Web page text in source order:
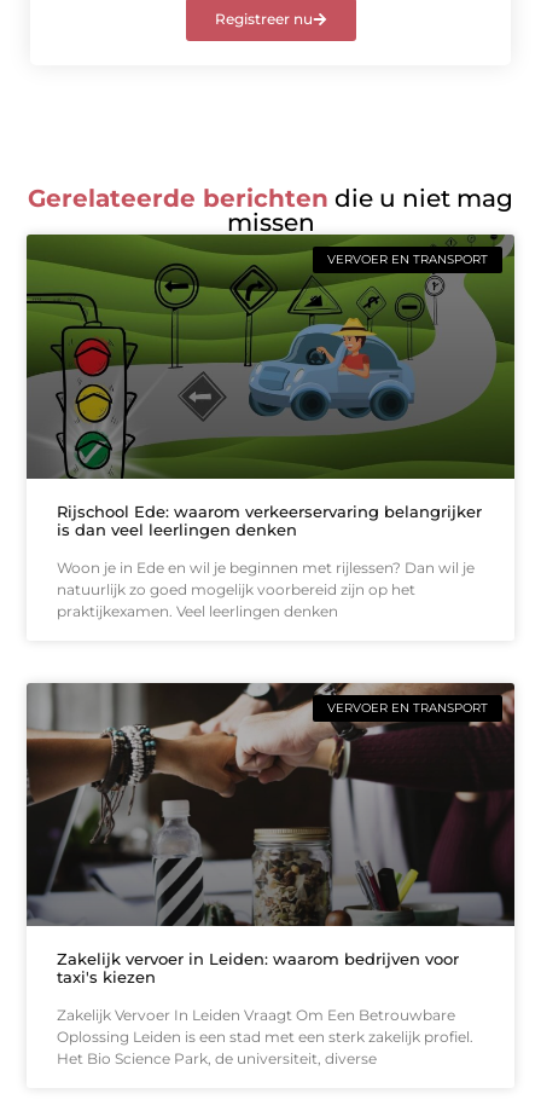
Registreer nu
Gerelateerde berichten die u niet mag
missen
VERVOER EN TRANSPORT
Rijschool Ede: waarom verkeerservaring belangrijker
is dan veel leerlingen denken
Woon je in Ede en wil je beginnen met rijlessen? Dan wil je
natuurlijk zo goed mogelijk voorbereid zijn op het
praktijkexamen. Veel leerlingen denken
VERVOER EN TRANSPORT
Zakelijk vervoer in Leiden: waarom bedrijven voor
taxi's kiezen
Zakelijk Vervoer In Leiden Vraagt Om Een Betrouwbare
Oplossing Leiden is een stad met een sterk zakelijk profiel.
Het Bio Science Park, de universiteit, diverse